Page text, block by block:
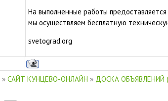
На выполненные работы
мы осуществляем бесплатную
svetograd.org
» САЙТ КУНЦЕВО-ОНЛАЙН » ДОСКА ОБЪЯВЛЕНИЙ